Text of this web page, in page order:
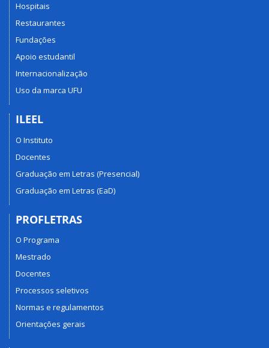
Hospitais
Restaurantes
Fundações
Apoio estudantil
Internacionalização
Uso da marca UFU
ILEEL
O Instituto
Docentes
Graduação em Letras (Presencial)
Graduação em Letras (EaD)
PROFLETRAS
O Programa
Mestrado
Docentes
Processos seletivos
Normas e regulamentos
Orientações gerais